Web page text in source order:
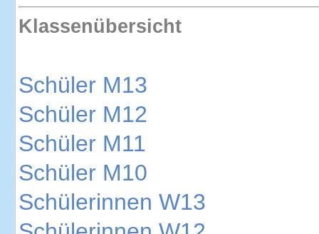
Klassenübersicht
Schüler M13
Schüler M12
Schüler M11
Schüler M10
Schülerinnen W13